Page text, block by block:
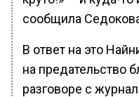
сообщила
В ответ на это
на предательство
разговоре с